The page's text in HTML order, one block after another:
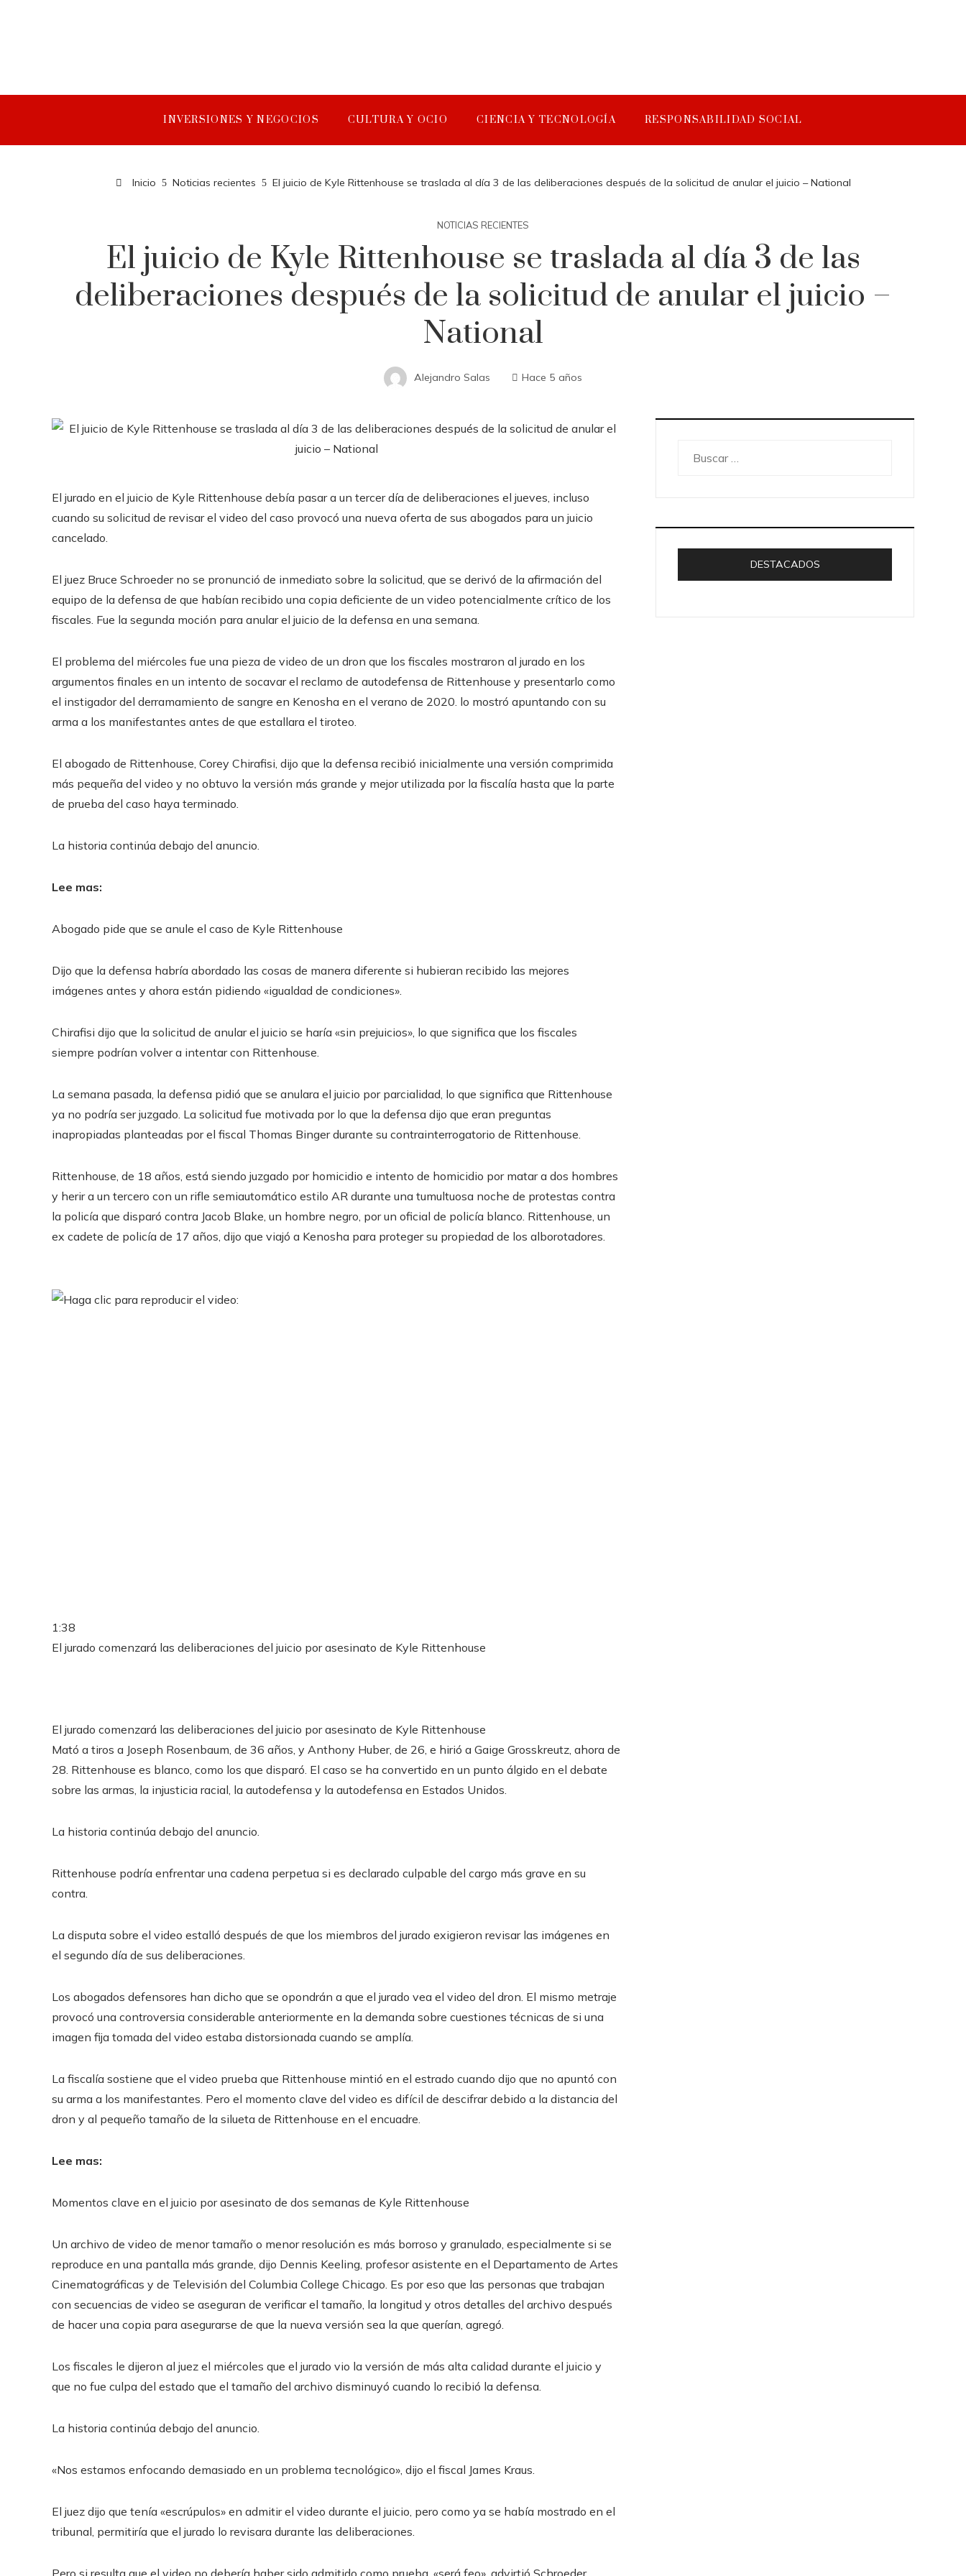
INVERSIONES Y NEGOCIOS CULTURA Y OCIO CIENCIA Y TECNOLOGÍA RESPONSABILIDAD SOCIAL
Inicio Noticias recientes El juicio de Kyle Rittenhouse se traslada al día 3 de las deliberaciones después de la solicitud de anular el juicio – National
NOTICIAS RECIENTES
El juicio de Kyle Rittenhouse se traslada al día 3 de las
deliberaciones después de la solicitud de anular el juicio –
National
Alejandro Salas Hace 5 años
El jurado en el juicio de Kyle Rittenhouse debía pasar a un tercer día de deliberaciones el jueves, incluso
cuando su solicitud de revisar el video del caso provocó una nueva oferta de sus abogados para un juicio
cancelado.
El juez Bruce Schroeder no se pronunció de inmediato sobre la solicitud, que se derivó de la afirmación del
equipo de la defensa de que habían recibido una copia deficiente de un video potencialmente crítico de los
fiscales. Fue la segunda moción para anular el juicio de la defensa en una semana.
El problema del miércoles fue una pieza de video de un dron que los fiscales mostraron al jurado en los
argumentos finales en un intento de socavar el reclamo de autodefensa de Rittenhouse y presentarlo como
el instigador del derramamiento de sangre en Kenosha en el verano de 2020. lo mostró apuntando con su
arma a los manifestantes antes de que estallara el tiroteo.
El abogado de Rittenhouse, Corey Chirafisi, dijo que la defensa recibió inicialmente una versión comprimida
más pequeña del video y no obtuvo la versión más grande y mejor utilizada por la fiscalía hasta que la parte
de prueba del caso haya terminado.
La historia continúa debajo del anuncio.
Lee mas:
Abogado pide que se anule el caso de Kyle Rittenhouse
Dijo que la defensa habría abordado las cosas de manera diferente si hubieran recibido las mejores
imágenes antes y ahora están pidiendo «igualdad de condiciones».
Chirafisi dijo que la solicitud de anular el juicio se haría «sin prejuicios», lo que significa que los fiscales
siempre podrían volver a intentar con Rittenhouse.
La semana pasada, la defensa pidió que se anulara el juicio por parcialidad, lo que significa que Rittenhouse
ya no podría ser juzgado. La solicitud fue motivada por lo que la defensa dijo que eran preguntas
inapropiadas planteadas por el fiscal Thomas Binger durante su contrainterrogatorio de Rittenhouse.
Rittenhouse, de 18 años, está siendo juzgado por homicidio e intento de homicidio por matar a dos hombres
y herir a un tercero con un rifle semiautomático estilo AR durante una tumultuosa noche de protestas contra
la policía que disparó contra Jacob Blake, un hombre negro, por un oficial de policía blanco. Rittenhouse, un
ex cadete de policía de 17 años, dijo que viajó a Kenosha para proteger su propiedad de los alborotadores.
1:38
El jurado comenzará las deliberaciones del juicio por asesinato de Kyle Rittenhouse
El jurado comenzará las deliberaciones del juicio por asesinato de Kyle Rittenhouse
Mató a tiros a Joseph Rosenbaum, de 36 años, y Anthony Huber, de 26, e hirió a Gaige Grosskreutz, ahora de
28. Rittenhouse es blanco, como los que disparó. El caso se ha convertido en un punto álgido en el debate
sobre las armas, la injusticia racial, la autodefensa y la autodefensa en Estados Unidos.
La historia continúa debajo del anuncio.
Rittenhouse podría enfrentar una cadena perpetua si es declarado culpable del cargo más grave en su
contra.
La disputa sobre el video estalló después de que los miembros del jurado exigieron revisar las imágenes en
el segundo día de sus deliberaciones.
Los abogados defensores han dicho que se opondrán a que el jurado vea el video del dron. El mismo metraje
provocó una controversia considerable anteriormente en la demanda sobre cuestiones técnicas de si una
imagen fija tomada del video estaba distorsionada cuando se amplía.
La fiscalía sostiene que el video prueba que Rittenhouse mintió en el estrado cuando dijo que no apuntó con
su arma a los manifestantes. Pero el momento clave del video es difícil de descifrar debido a la distancia del
dron y al pequeño tamaño de la silueta de Rittenhouse en el encuadre.
Lee mas:
Momentos clave en el juicio por asesinato de dos semanas de Kyle Rittenhouse
Un archivo de video de menor tamaño o menor resolución es más borroso y granulado, especialmente si se
reproduce en una pantalla más grande, dijo Dennis Keeling, profesor asistente en el Departamento de Artes
Cinematográficas y de Televisión del Columbia College Chicago. Es por eso que las personas que trabajan
con secuencias de video se aseguran de verificar el tamaño, la longitud y otros detalles del archivo después
de hacer una copia para asegurarse de que la nueva versión sea la que querían, agregó.
Los fiscales le dijeron al juez el miércoles que el jurado vio la versión de más alta calidad durante el juicio y
que no fue culpa del estado que el tamaño del archivo disminuyó cuando lo recibió la defensa.
La historia continúa debajo del anuncio.
«Nos estamos enfocando demasiado en un problema tecnológico», dijo el fiscal James Kraus.
El juez dijo que tenía «escrúpulos» en admitir el video durante el juicio, pero como ya se había mostrado en el
tribunal, permitiría que el jurado lo revisara durante las deliberaciones.
Pero si resulta que el video no debería haber sido admitido como prueba, «será feo», advirtió Schroeder.
DESTACADOS